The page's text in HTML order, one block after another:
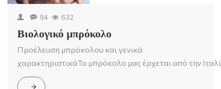
94 632
Βιολογικό μπρόκολο
Προέλευση μπρόκολου και γενικά
χαρακτηριστικάΤο μπρόκολο μας έρχεται από την